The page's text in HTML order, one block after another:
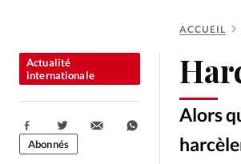
RUBRIQUES
Tous les articles
Actualité
ACCUEIL
Alors
Actualité
internationale
Partager:
Abonnés